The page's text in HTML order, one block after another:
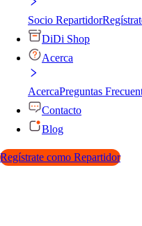
Socio Repartidor
DiDi Shop
Acerca
AcercaPreguntas
Contacto
Blog
Regístrate como Repartidor